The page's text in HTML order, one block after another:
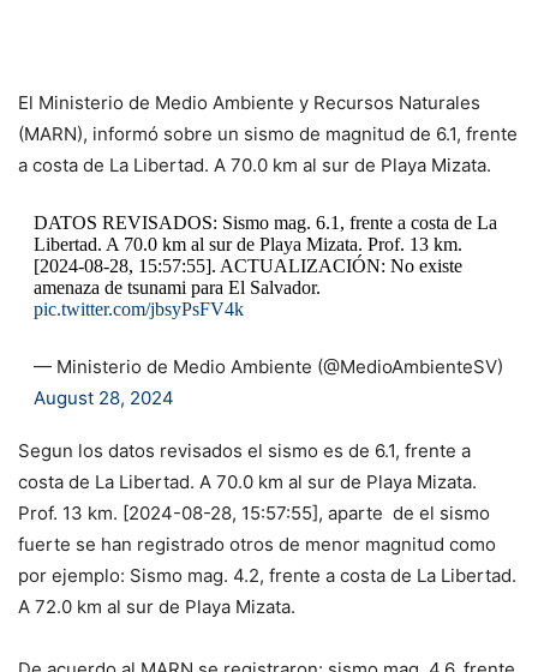
El Ministerio de Medio Ambiente y Recursos Naturales
(MARN), informó sobre un sismo de magnitud de 6.1, frente
a costa de La Libertad. A 70.0 km al sur de Playa Mizata.
DATOS REVISADOS: Sismo mag. 6.1, frente a costa de La
Libertad. A 70.0 km al sur de Playa Mizata. Prof. 13 km.
[2024-08-28, 15:57:55]. ACTUALIZACIÓN: No existe
amenaza de tsunami para El Salvador.
pic.twitter.com/jbsyPsFV4k
— Ministerio de Medio Ambiente (@MedioAmbienteSV)
August 28, 2024
Segun los datos revisados el sismo es de 6.1, frente a
costa de La Libertad. A 70.0 km al sur de Playa Mizata.
Prof. 13 km. [2024-08-28, 15:57:55], aparte de el sismo
fuerte se han registrado otros de menor magnitud como
por ejemplo: Sismo mag. 4.2, frente a costa de La Libertad.
A 72.0 km al sur de Playa Mizata.